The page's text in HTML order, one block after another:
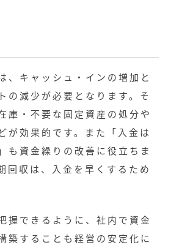
、キャッシュ・インの増加と
の減少が必要となります。そ
庫・不要な固定資産の処分や
が効果的です。また「入金は
も資金繰りの改善に役立ちま
回収は、入金を早くするため
握できるように、社内で資金
築することも経営の安定化に